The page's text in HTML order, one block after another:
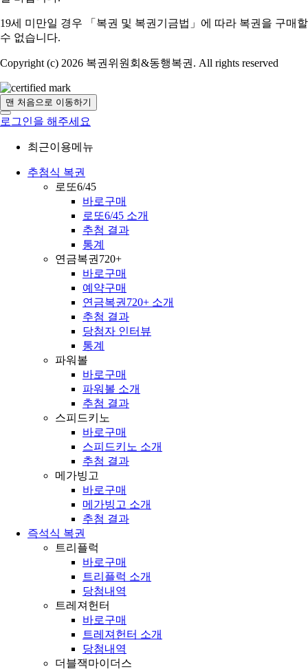
19세 미만일 경우 「복권 및 복권기금법」에 따라 복권을 구매할
수 없습니다.
Copyright (c) 2026 복권위원회&동행복권. All rights reserved
맨 처음으로 이동하기
로그인을 해주세요
최근이용메뉴
추첨식 복권
로또6/45
바로구매
로또6/45 소개
추첨 결과
통계
연금복권720+
바로구매
예약구매
연금복권720+ 소개
추첨 결과
당첨자 인터뷰
통계
파워볼
바로구매
파워볼 소개
추첨 결과
스피드키노
바로구매
스피드키노 소개
추첨 결과
메가빙고
바로구매
메가빙고 소개
추첨 결과
즉석식 복권
트리플럭
바로구매
트리플럭 소개
당첨내역
트레져헌터
바로구매
트레져헌터 소개
당첨내역
더블잭마이더스